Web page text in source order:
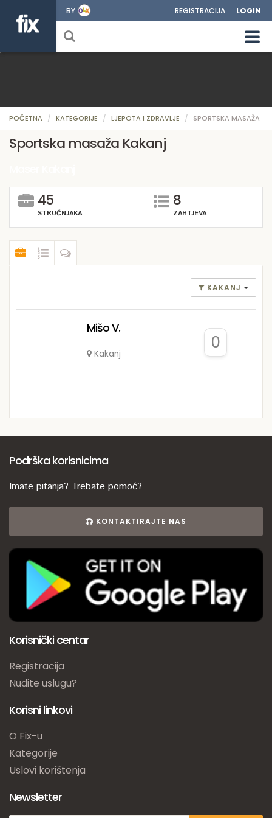
BY REGISTRACIJA LOGIN
POČETNA KATEGORIJE LJEPOTA I ZDRAVLJE SPORTSKA MASAŽA
Sportska masaža Kakanj
45
STRUČNJAKA
8
ZAHTJEVA
KAKANJ
Mišo V.
Kakanj
0
Podrška korisnicima
Imate pitanja? Trebate pomoć?
KONTAKTIRAJTE NAS
Korisnički centar
Registracija
Nudite uslugu?
Korisni linkovi
O Fix-u
Kategorije
Uslovi korištenja
Newsletter